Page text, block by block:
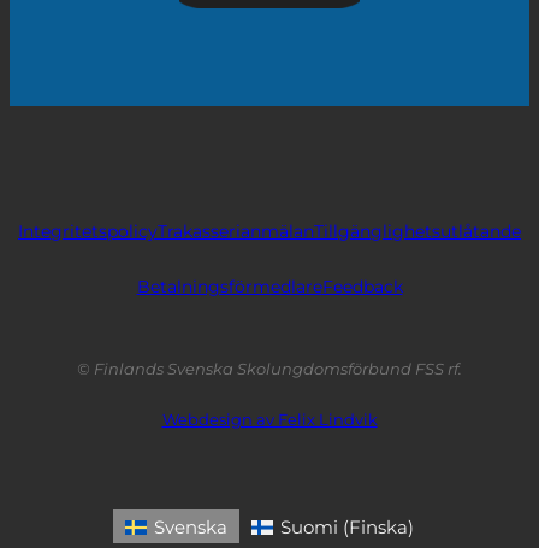
IntegritetspolicyTrakasserianmälanTillgänglighetsutlåtande
BetalningsförmedlareFeedback
© Finlands Svenska Skolungdomsförbund FSS rf.
Webdesign av Felix Lindvik
Svenska Suomi (Finska)